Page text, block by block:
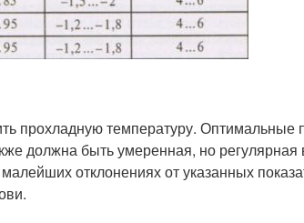
прохладную температуру. Оптимальные
должна быть умеренная, но регулярная
отклонениях от указанных